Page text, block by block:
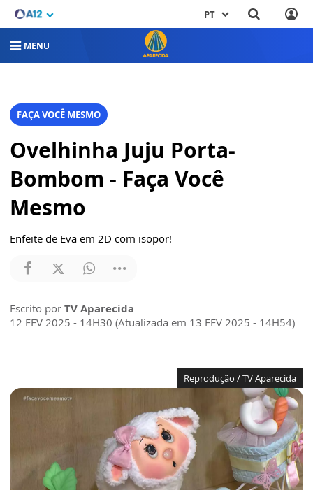
PT
MENU
FAÇA VOCÊ MESMO
Ovelhinha Juju Porta-
Bombom - Faça Você
Mesmo
Enfeite de Eva em 2D com isopor!
Escrito por TV Aparecida
12 FEV 2025 - 14H30 (Atualizada em 13 FEV 2025 - 14H54)
Reprodução / TV Aparecida